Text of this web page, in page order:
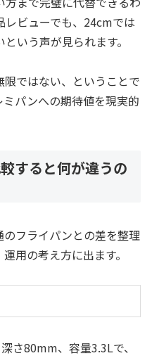
レビューでも、24cmでは
いう声が見られます。
ではない、ということで
パンへの期待値を現実的
すると何が違うの
のフライパンとの差を整理
用の考え方に出ます。
さ80mm、容量3.3Lで、